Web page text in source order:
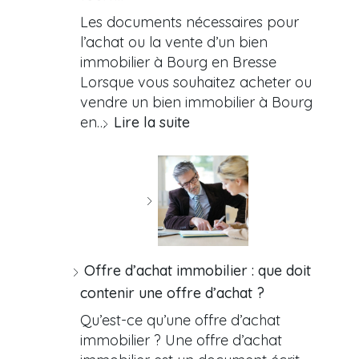
Les documents nécessaires pour
l’achat ou la vente d’un bien
immobilier à Bourg en Bresse
Lorsque vous souhaitez acheter ou
vendre un bien immobilier à Bourg
en… Lire la suite
Offre d’achat immobilier : que doit
contenir une offre d’achat ?
Qu’est-ce qu’une offre d’achat
immobilier ? Une offre d’achat